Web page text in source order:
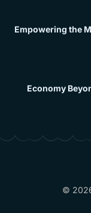
Empowering the
Economy
©